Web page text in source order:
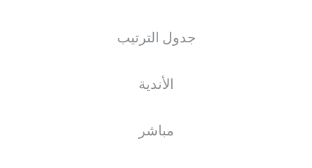
جدول الترتيب
الأندية
مباشر